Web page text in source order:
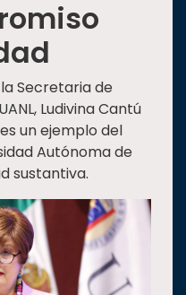
Secretaria de
Ludivina Cantú
un ejemplo del
Autónoma de
sustantiva.